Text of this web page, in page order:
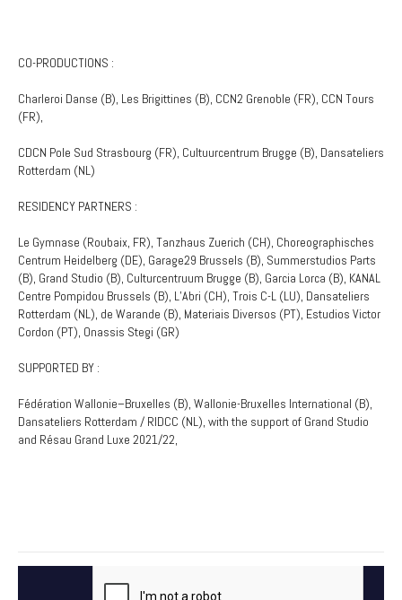
CO-PRODUCTIONS :
Charleroi Danse (B), Les Brigittines (B), CCN2 Grenoble (FR), CCN Tours
(FR),
CDCN Pole Sud Strasbourg (FR), Cultuurcentrum Brugge (B), Dansateliers
Rotterdam (NL)
RESIDENCY PARTNERS :
Le Gymnase (Roubaix, FR), Tanzhaus Zuerich (CH), Choreographisches
Centrum Heidelberg (DE), Garage29 Brussels (B), Summerstudios Parts
(B), Grand Studio (B), Culturcentruum Brugge (B), Garcia Lorca (B), KANAL
Centre Pompidou Brussels (B), L’Abri (CH), Trois C-L (LU), Dansateliers
Rotterdam (NL), de Warande (B), Materiais Diversos (PT), Estudios Victor
Cordon (PT), Onassis Stegi (GR)
SUPPORTED BY :
Fédération Wallonie–Bruxelles (B), Wallonie-Bruxelles International (B),
Dansateliers Rotterdam / RIDCC (NL), with the support of Grand Studio
and Résau Grand Luxe 2021/22,